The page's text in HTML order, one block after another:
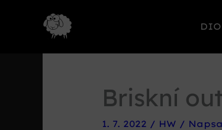
DIO
Briskní
1. 7. 2022 / HW /